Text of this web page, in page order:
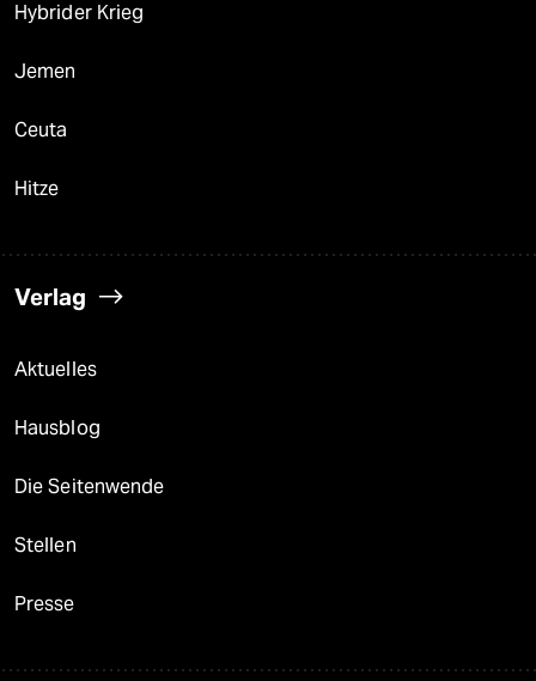
Hybrider Krieg
Jemen
Ceuta
Hitze
Verlag
Aktuelles
Hausblog
Die Seitenwende
Stellen
Presse